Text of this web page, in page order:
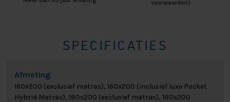
voorwaarden)
SPECIFICATIES
Afmeting
160x200 (exclusief matras), 160x200 (inclusief luxe Pocket
Hybrid Matras), 180x200 (exclusief matras), 180x200